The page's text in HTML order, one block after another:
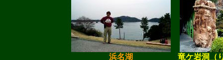
浜名湖 竜ケ岩洞（